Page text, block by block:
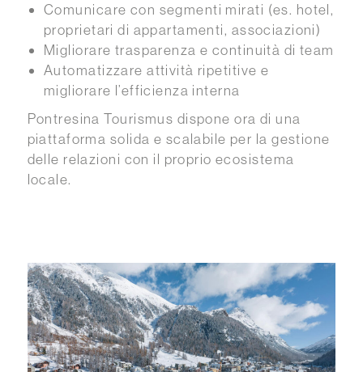
Comunicare con segmenti mirati (es. hotel,
proprietari di appartamenti, associazioni)
Migliorare trasparenza e continuità di team
Automatizzare attività ripetitive e
migliorare l’efficienza interna
Pontresina Tourismus dispone ora di una
piattaforma solida e scalabile per la gestione
delle relazioni con il proprio ecosistema
locale.